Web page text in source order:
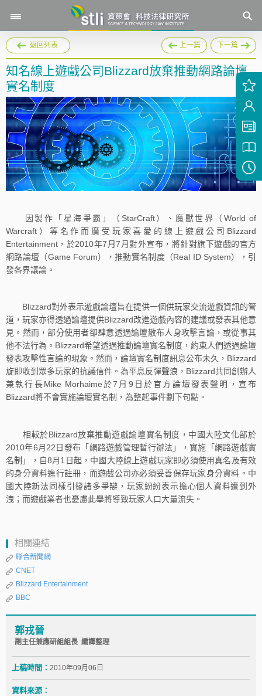
返回列表 上一篇 下一篇
知名線上遊戲公司Blizzard放棄推動網路論壇
實名制度
因製作「星海爭霸」（StarCraft）、魔獸世界（World of
Warcraft）等名作而廣受玩家喜愛的線上遊戲公司Blizzard
Entertainment，於2010年7月7月對外宣布，將針對旗下遊戲的官方
網路論壇（Game Forum），推動實名制度（Real ID System），引
發各界議論。
Blizzard對外表示遊戲論壇旨在提供一個供玩家交流遊戲資訊的管
道，玩家亦得透過論壇提供Blizzard改進遊戲內容的建議或發表其他意
見。然而，部分使用者卻肆意透過論壇散布人身攻擊言論，或從事其
他不法行為。Blizzard希望透過推動論壇實名制度，約束人們透過論壇
發表攻擊性言論的現象。然而，論壇實名制度訊息公布未久，Blizzard
旋即收到眾多玩家的抗議信件。為平息反彈聲浪，Blizzard共同創辦人
兼執行長Mike Morhaime於7月9日於官方論壇發表聲明，宣布
Blizzard將不會實施論壇實名制，為整起事件劃下句點。
相較於Blizzard放棄推動遊戲論壇實名制度，中國大陸文化部於
2010年6月22日發布「網路遊戲管理暫行辦法」，實施「網路遊戲實
名制」，自8月1日起，中國大陸線上遊戲玩家即必須使用真名及有效
的身分資料進行註冊，而遊戲公司亦必須妥善保存玩家身分資料。中
國大陸新法同樣引發諸多爭辯，玩家紛紛表示擔心個人資料遭到外
洩；而遊戲業者也憂慮此舉將導致玩家人口大量流失。
相關連結
聯合新聞網
CNET
Blizzard Entertainment
BBC
郭戎晉
副主任兼應研組組長 編譯整理
上稿時間： 2010年09月06日
資料來源：